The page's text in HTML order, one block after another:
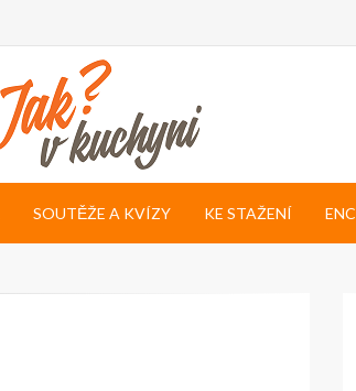
SOUTĚŽE A KVÍZY KE STAŽENÍ